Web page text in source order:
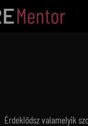
Érdeklődsz valamelyik